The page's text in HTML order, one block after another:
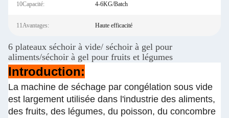
10Capacité: 4-6KG/Batch
11Avantages: Haute efficacité
6 plateaux séchoir à vide/ séchoir à gel pour
aliments/séchoir à gel pour fruits et légumes
Introduction:
La machine de séchage par congélation sous vide
est largement utilisée dans l'industrie des aliments,
des fruits, des légumes, du poisson, du concombre